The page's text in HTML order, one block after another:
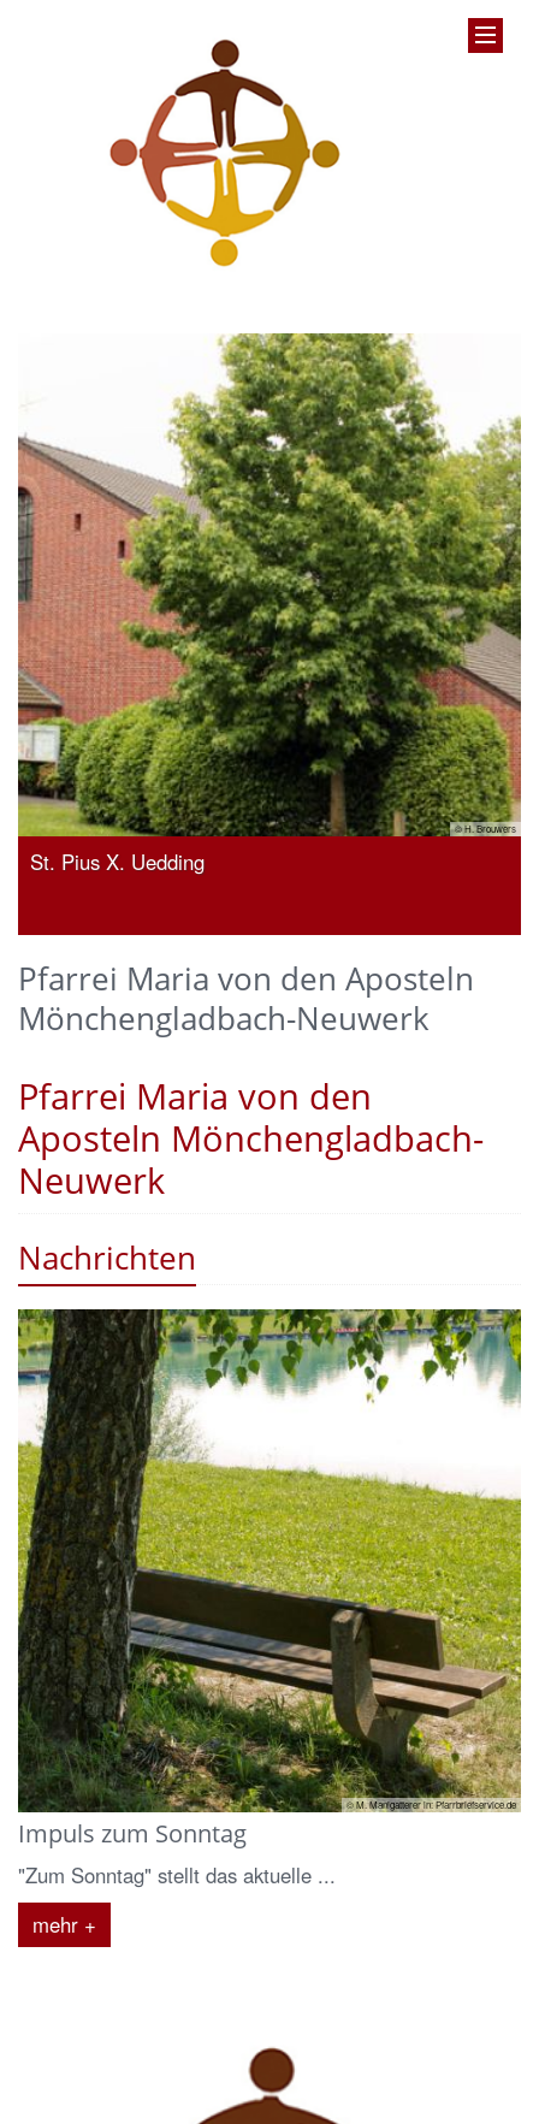
© H. Brouwers
Klosterkirche
Pfarrei Maria von den Aposteln
Mönchengladbach-Neuwerk
Pfarrei Maria von den
Aposteln Mönchengladbach-
Neuwerk
Nachrichten
© M. Manigatterer in: Pfarrbriefservice.de
Impuls zum Sonntag
"Zum Sonntag" stellt das aktuelle ...
mehr +